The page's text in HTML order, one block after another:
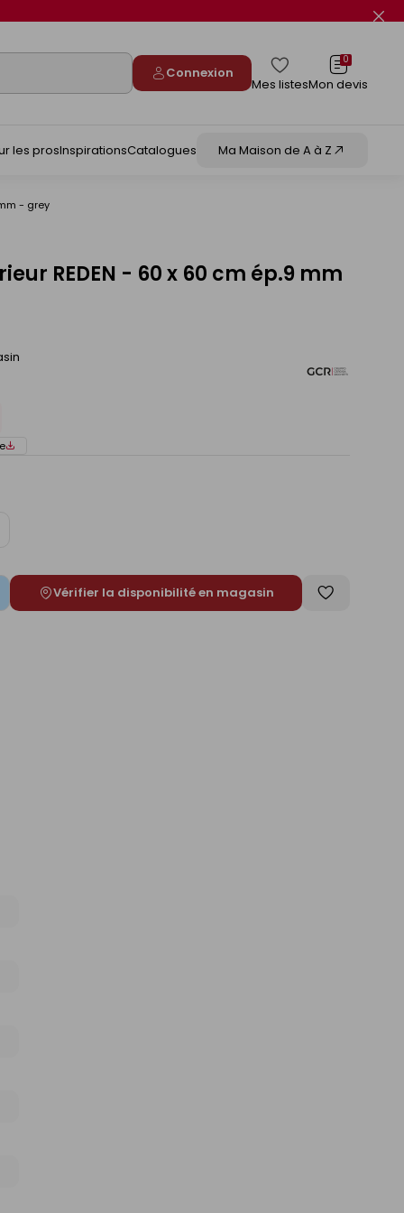
Connexion
Mes listes
0
Mon devis
les prosInspirationsCatalogues Ma Maison de A à Z
- grey
REDEN - 60 x 60 cm ép.9 mm
Vérifier la disponibilité en magasin
Enregistrer